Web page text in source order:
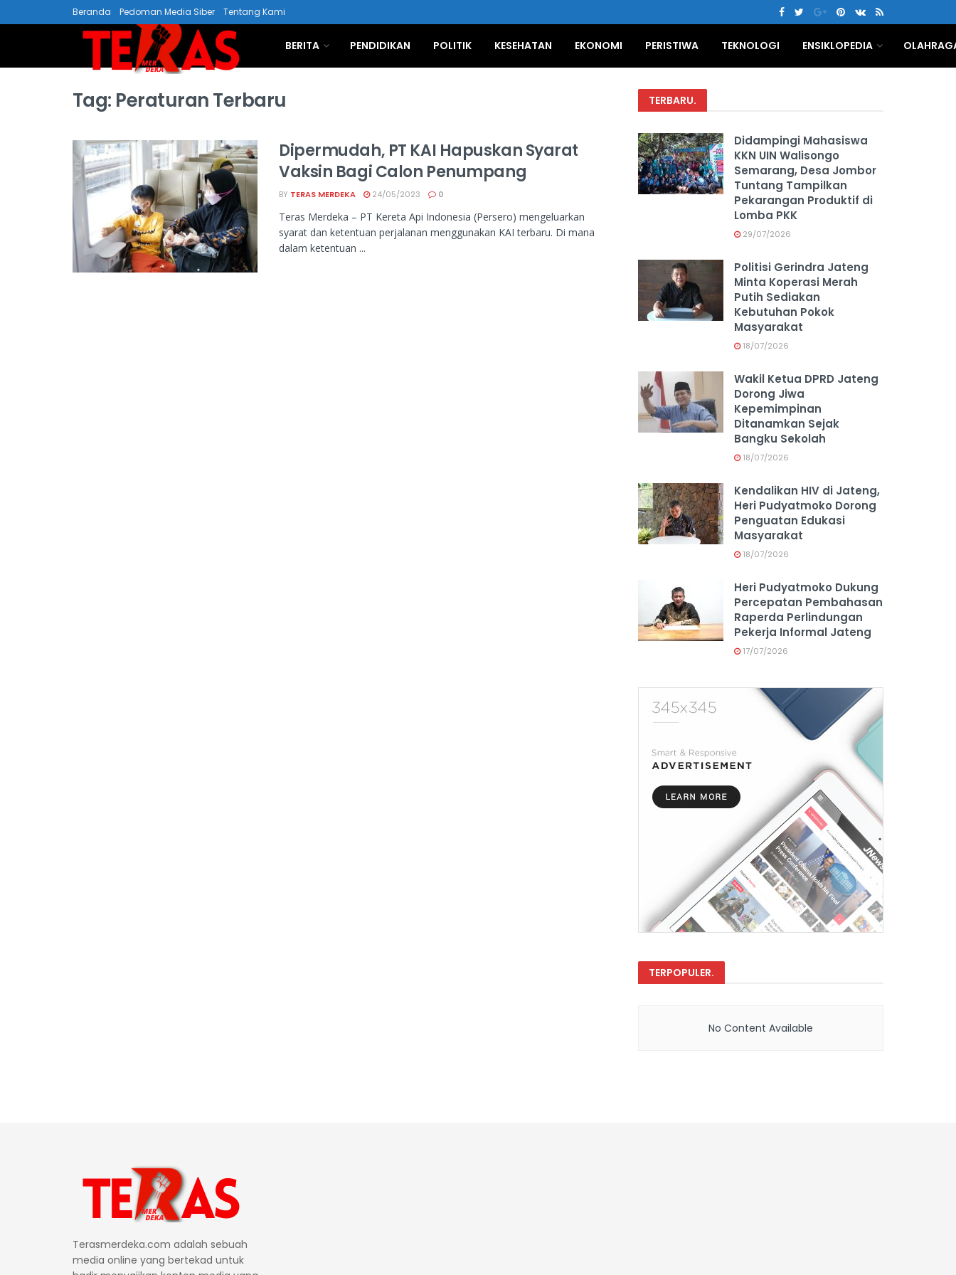
Beranda Pedoman Media Siber Tentang Kami
BERITA PENDIDIKAN POLITIK KESEHATAN EKONOMI PERISTIWA TEKNOLOGI ENSIKLOPEDIA
Tag: Peraturan Terbaru
Dipermudah, PT KAI Hapuskan Syarat
Vaksin Bagi Calon Penumpang
BY TERAS MERDEKA 24/05/2023 0
Teras Merdeka – PT Kereta Api Indonesia (Persero) mengeluarkan
syarat dan ketentuan perjalanan menggunakan KAI terbaru. Di mana
dalam ketentuan ...
TERBARU.
Didampingi Mahasiswa
KKN UIN Walisongo
Semarang, Desa Jombor
Tuntang Tampilkan
Pekarangan Produktif di
Lomba PKK
29/07/2026
Politisi Gerindra Jateng
Minta Koperasi Merah
Putih Sediakan
Kebutuhan Pokok
Masyarakat
18/07/2026
Wakil Ketua DPRD Jateng
Dorong Jiwa
Kepemimpinan
Ditanamkan Sejak
Bangku Sekolah
18/07/2026
Kendalikan HIV di Jateng,
Heri Pudyatmoko Dorong
Penguatan Edukasi
Masyarakat
18/07/2026
Heri Pudyatmoko Dukung
Percepatan Pembahasan
Raperda Perlindungan
Pekerja Informal Jateng
17/07/2026
TERPOPULER.
No Content Available
Terasmerdeka.com adalah sebuah
media online yang bertekad untuk